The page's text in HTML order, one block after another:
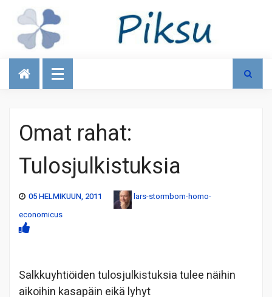
Talous
Omat rahat:
Tulosjulkistuksia
05 HELMIKUUN, 2011
lars-stormbom-homo-
economicus
Salkkuyhtiöiden tulosjulkistuksia tulee näihin
aikoihin kasapäin eikä lyhyt